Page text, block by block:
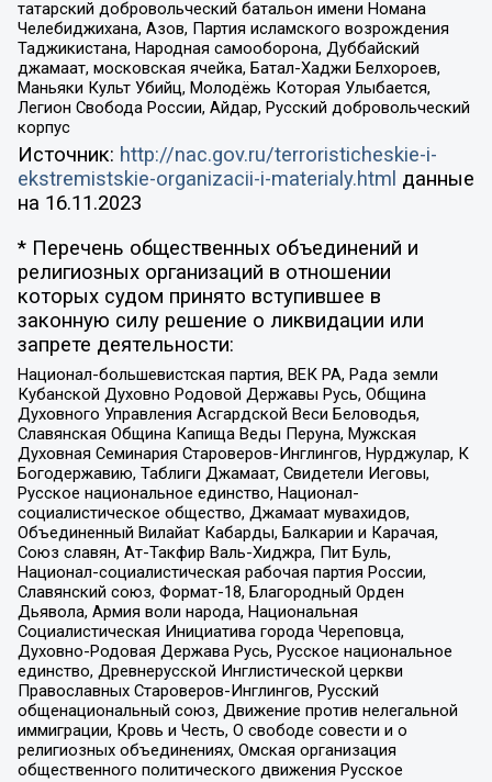
татарский добровольческий батальон имени Номана
Челебиджихана, Азов, Партия исламского возрождения
Таджикистана, Народная самооборона, Дуббайский
джамаат, московская ячейка, Батал-Хаджи Белхороев,
Маньяки Культ Убийц, Молодёжь Которая Улыбается,
Легион Свобода России, Айдар, Русский добровольческий
корпус
Источник: http://nac.gov.ru/terroristicheskie-i-
ekstremistskie-organizacii-i-materialy.html данные
на 16.11.2023
* Перечень общественных объединений и
религиозных организаций в отношении
которых судом принято вступившее в
законную силу решение о ликвидации или
запрете деятельности:
Национал-большевистская партия, ВЕК РА, Рада земли
Кубанской Духовно Родовой Державы Русь, Община
Духовного Управления Асгардской Веси Беловодья,
Славянская Община Капища Веды Перуна, Мужская
Духовная Семинария Староверов-Инглингов, Нурджулар, К
Богодержавию, Таблиги Джамаат, Свидетели Иеговы,
Русское национальное единство, Национал-
социалистическое общество, Джамаат мувахидов,
Объединенный Вилайат Кабарды, Балкарии и Карачая,
Союз славян, Ат-Такфир Валь-Хиджра, Пит Буль,
Национал-социалистическая рабочая партия России,
Славянский союз, Формат-18, Благородный Орден
Дьявола, Армия воли народа, Национальная
Социалистическая Инициатива города Череповца,
Духовно-Родовая Держава Русь, Русское национальное
единство, Древнерусской Инглистической церкви
Православных Староверов-Инглингов, Русский
общенациональный союз, Движение против нелегальной
иммиграции, Кровь и Честь, О свободе совести и о
религиозных объединениях, Омская организация
общественного политического движения Русское